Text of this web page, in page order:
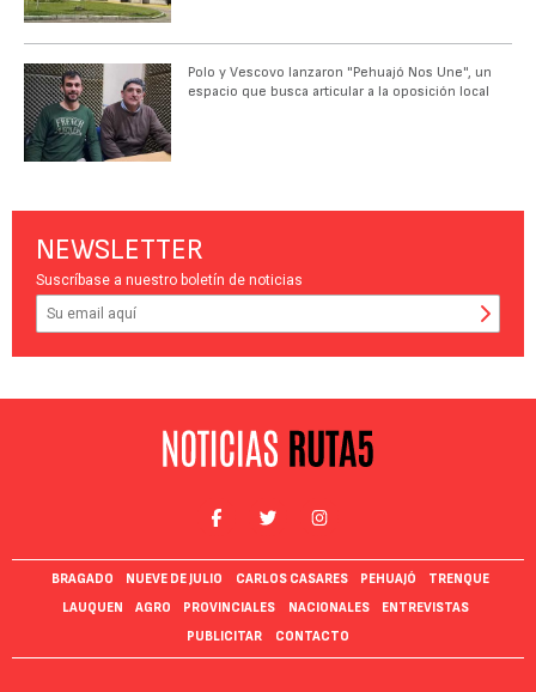
Polo y Vescovo lanzaron "Pehuajó Nos Une", un
espacio que busca articular a la oposición local
NEWSLETTER
Suscríbase a nuestro boletín de noticias
BRAGADO NUEVE DE JULIO CARLOS CASARES PEHUAJÓ
TRENQUE
LAUQUEN
AGRO PROVINCIALES NACIONALES
ENTREVISTAS
PUBLICITAR
CONTACTO